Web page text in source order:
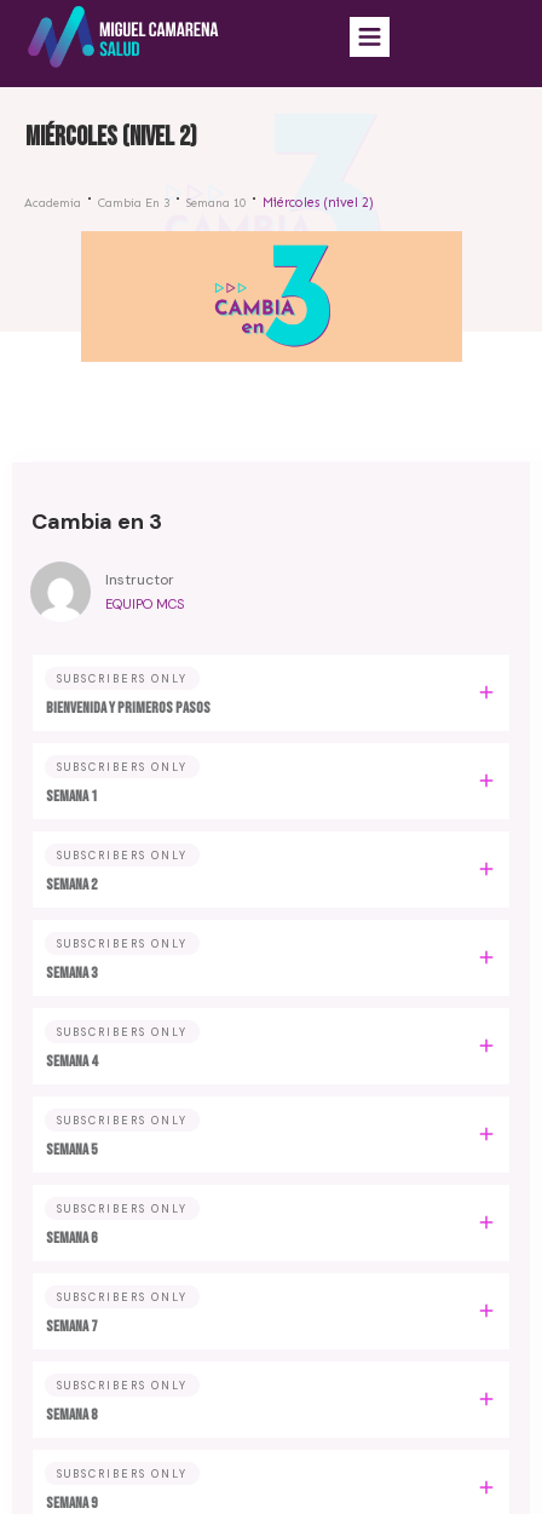
Miércoles (nivel 2)
Academia Cambia En 3 Semana 10 Miércoles (nivel 2)
Cambia en 3
Instructor
EQUIPO MCS
SUBSCRIBERS ONLY
Bienvenida y primeros pasos
SUBSCRIBERS ONLY
Semana 1
SUBSCRIBERS ONLY
Semana 2
SUBSCRIBERS ONLY
Semana 3
SUBSCRIBERS ONLY
Semana 4
SUBSCRIBERS ONLY
Semana 5
SUBSCRIBERS ONLY
Semana 6
SUBSCRIBERS ONLY
Semana 7
SUBSCRIBERS ONLY
Semana 8
SUBSCRIBERS ONLY
Semana 9